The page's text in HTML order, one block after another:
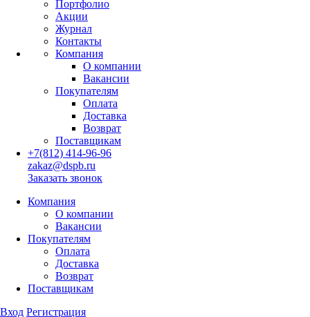
Портфолио
Акции
Журнал
Контакты
Компания
О компании
Вакансии
Покупателям
Оплата
Доставка
Возврат
Поставщикам
+7(812) 414-96-96
zakaz@dspb.ru
Заказать звонок
Компания
О компании
Вакансии
Покупателям
Оплата
Доставка
Возврат
Поставщикам
Вход Регистрация